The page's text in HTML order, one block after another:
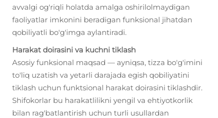
avvalgi og'riqli holatda amalga oshirilolmaydigan
faoliyatlar imkonini beradigan funksional jihatdan
qobiliyatli bo'g'imga aylantiradi.
Harakat doirasini va kuchni tiklash
Asosiy funksional maqsad — ayniqsa, tizza bo'g'imini
to'liq uzatish va yetarli darajada egish qobiliyatini
tiklash uchun funktsional harakat doirasini tiklashdir.
Shifokorlar bu harakatlilikni yengil va ehtiyotkorlik
bilan rag'batlantirish uchun turli usullardan